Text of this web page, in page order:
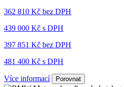
362 810 Kč bez DPH
439 000 Kč s DPH
397 851 Kč bez DPH
481 400 Kč s DPH
Více informací Porovnat